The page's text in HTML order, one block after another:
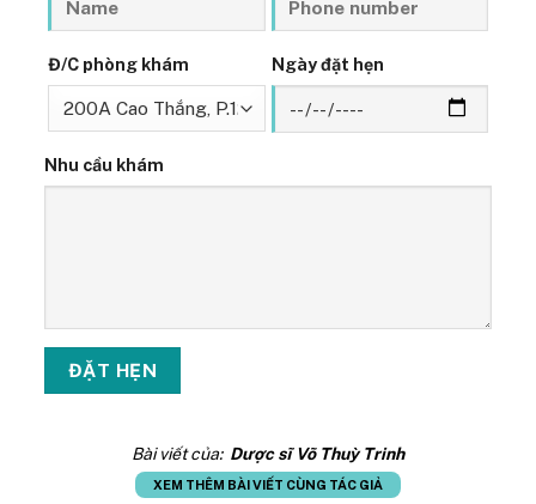
Đ/C phòng khám Ngày đặt hẹn
Nhu cầu khám
Bài viết của: Dược sĩ Võ Thuỳ Trinh
XEM THÊM BÀI VIẾT CÙNG TÁC GIẢ